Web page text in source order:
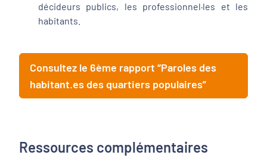
décideurs publics, les professionnel·les et les
habitants.
Consultez le 6ème rapport “Paroles des
habitant.es des quartiers populaires”
Ressources complémentaires